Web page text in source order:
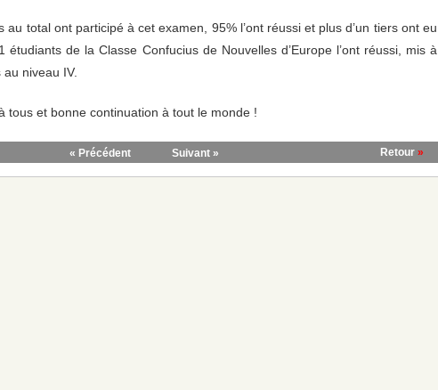
au total ont participé à cet examen, 95% l’ont réussi et plus d’un tiers ont eu
étudiants de la Classe Confucius de Nouvelles d’Europe l’ont réussi, mis à
niveau IV.
tous et bonne continuation à tout le monde !
« Précédent Suivant » Retour »